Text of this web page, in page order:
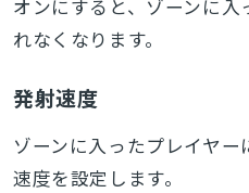
オンにすると、ゾーンに
れなくなります。
発射速度
ゾーンに入ったプレイヤ
速度を設定します。